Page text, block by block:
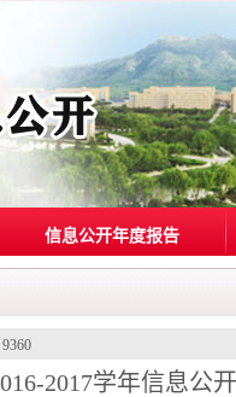
信息公开年度报告
9360
2017学年信息公